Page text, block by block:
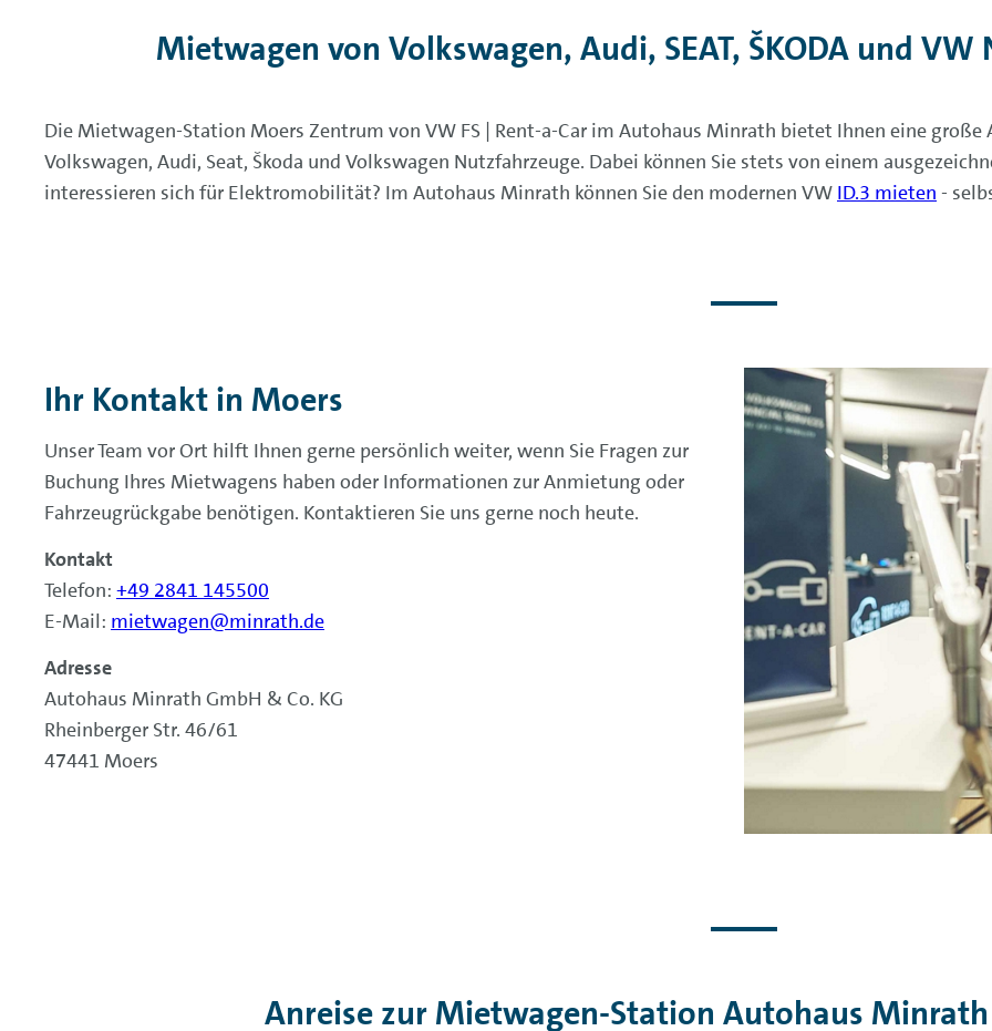
Mietwagen von Volkswagen, Audi, SEAT, ŠKODA und
Die Mietwagen-Station Moers Zentrum von VW FS | Rent-a-Car im Autohaus Minrath bietet Ihnen eine
Volkswagen, Audi, Seat, Škoda und Volkswagen Nutzfahrzeuge. Dabei können Sie stets von einem
interessieren sich für Elektromobilität? Im Autohaus Minrath können Sie den modernen VW ID.3 mieten -
Ihr Kontakt in Moers
Unser Team vor Ort hilft Ihnen gerne persönlich weiter, wenn Sie Fragen zur
Buchung Ihres Mietwagens haben oder Informationen zur Anmietung oder
Fahrzeugrückgabe benötigen. Kontaktieren Sie uns gerne noch heute.
Kontakt
Telefon: +49 2841 145500
E-Mail: mietwagen@minrath.de
Adresse
Autohaus Minrath GmbH & Co. KG
Rheinberger Str. 46/61
47441 Moers
Anreise zur Mietwagen-Station Autohaus Minrath